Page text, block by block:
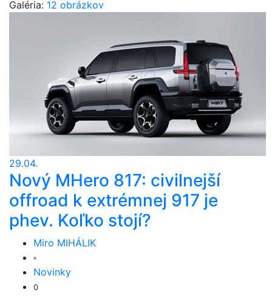
Galéria: 12 obrázkov
29.04.
Nový MHero 817: civilnejší
offroad k extrémnej 917 je
phev. Koľko stojí?
Miro MIHÁLIK
Novinky
0